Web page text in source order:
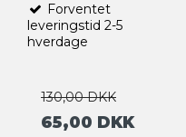
Forventet
leveringstid 2-5
hverdage
130,00 DKK
65,00 DKK